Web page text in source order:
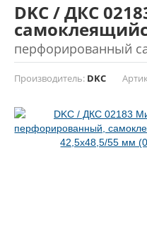
DKC / ДКС
перфорированный
Производитель: DKC